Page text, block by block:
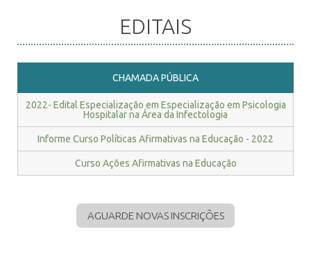
EDITAIS
CHAMADA PÚBLICA
2022- Edital Especialização em Especialização em Psicologia
Hospitalar na Área da Infectologia
Informe Curso Políticas Afirmativas na Educação - 2022
Curso Ações Afirmativas na Educação
AGUARDE NOVAS INSCRIÇÕES